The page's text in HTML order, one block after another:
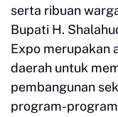
serta ribuan
Bupati H.
Expo merupakan
daerah untuk
pembangunan
program-